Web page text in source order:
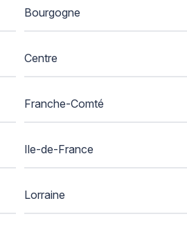
Bourgogne
Centre
Franche-Comté
Ile-de-France
Lorraine